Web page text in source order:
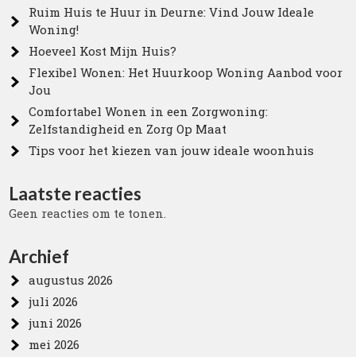
Ruim Huis te Huur in Deurne: Vind Jouw Ideale
Woning!
Hoeveel Kost Mijn Huis?
Flexibel Wonen: Het Huurkoop Woning Aanbod voor
Jou
Comfortabel Wonen in een Zorgwoning:
Zelfstandigheid en Zorg Op Maat
Tips voor het kiezen van jouw ideale woonhuis
Laatste reacties
Geen reacties om te tonen.
Archief
augustus 2026
juli 2026
juni 2026
mei 2026